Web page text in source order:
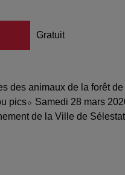
Gratuit
des animaux de la forêt
pics⬦ Samedi 28 mars
de la Ville de